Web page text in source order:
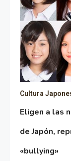
Cultura
Eligen a las
de Japón,
«bullying»